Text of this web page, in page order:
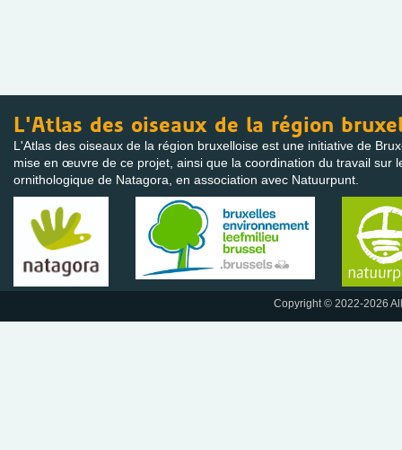
L'Atlas des oiseaux de la région
L'Atlas des oiseaux de la région bruxelloise est une initiative de
mise en œuvre de ce projet, ainsi que la coordination du travail sur
ornithologique de Natagora, en association avec Natuurpunt.
Copyright © 2022-2026